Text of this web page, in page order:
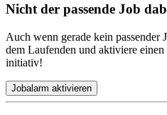
Nicht der passende Job
Auch wenn gerade kein passender
dem Laufenden und aktiviere
initiativ!
Jobalarm aktivieren